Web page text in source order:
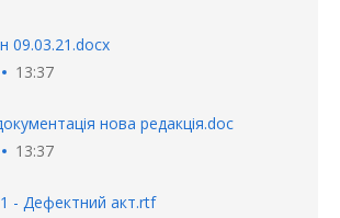
09.03.21.docx
13:37
нова редакція.doc
13:37
- Дефектний акт.rtf